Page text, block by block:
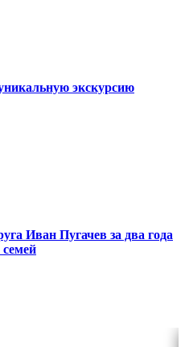
экскурсию
Иван Пугачев за два года